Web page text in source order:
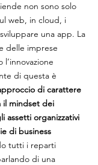
non sono solo
web, in cloud, i
una app. La
delle imprese
di questa è
di carattere
il mindset dei
assetti organizzativi
di business
tutti i reparti
di una